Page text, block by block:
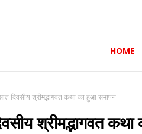
HOME
दिवसीय श्रीमद्भागवत कथा का हुआ समापन
श्रीमद्भागवत